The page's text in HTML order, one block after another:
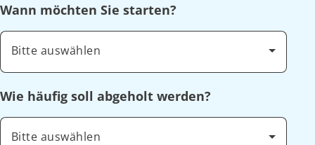
Wann möchten Sie starten?
Bitte auswählen
Wie häufig soll abgeholt werden?
Bitte auswählen